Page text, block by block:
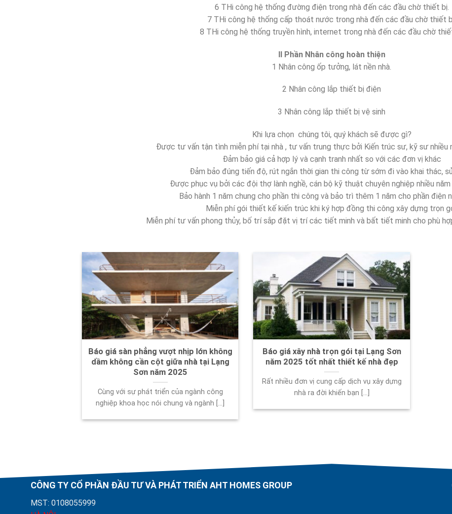
6 THi công hệ thống đường điện trong nhà đến các đầu chờ thiết bị.
7 THi công hệ thống cấp thoát nước trong nhà đến các đầu chờ thiết
8 THi công hệ thống truyền hình, internet trong nhà đến các đầu chờ
II Phần Nhân công hoàn thiện
1 Nhân công ốp tưởng, lát nền nhà.
2 Nhân công lắp thiết bị điện
3 Nhân công lắp thiết bị vệ sinh
Khi lựa chọn chúng tôi, quý khách sẽ được gì?
Được tư vấn tận tình miễn phí tại nhà , tư vấn trung thực bởi Kiến trúc sư, kỹ sư nhiều
Đảm bảo giá cả hợp lý và cạnh tranh nhất so với các đơn vị khác
Đảm bảo đúng tiến độ, rút ngắn thời gian thi công từ sớm đi vào khai thác,
Được phục vụ bởi các đội thợ lành nghề, cán bộ kỹ thuật chuyên nghiệp nhiều năm
Bảo hành 1 năm chung cho phần thi công và bảo trì thêm 1 năm cho phần điện
Miễn phí gói thiết kế kiến trúc khi ký hợp đồng thi công xây dựng trọn
Miễn phí tư vấn phong thủy, bố trí sắp đặt vị trí các tiết minh và bất tiết minh cho phù
Báo giá sàn phẳng vượt nhịp lớn không
dầm không cần cột giữa nhà tại Lạng
Sơn năm 2025
Cùng với sự phát triển của ngành công
nghiệp khoa học nói chung và ngành [...]
Báo giá xây nhà trọn gói tại Lạng Sơn
năm 2025 tốt nhất thiết kế nhà đẹp
Rất nhiều đơn vị cung cấp dịch vụ xây dựng
nhà ra đời khiến bạn [...]
CÔNG TY CỔ PHẦN ĐẦU TƯ VÀ PHÁT TRIỂN AHT HOMES GROUP
MST: 0108055999